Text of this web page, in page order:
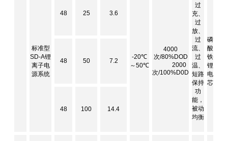
标准型
SD-A锂
离子电
源系统
48 25 3.6
-20℃
～50℃
4000
次/80%DOD
2000
次/100%D0D
过
充、
过
放、
过
流、
过
温、
短路
保持
功
能，
被动
均衡
磷
酸
铁
锂
电
芯
48 50 7.2
48 100 14.4